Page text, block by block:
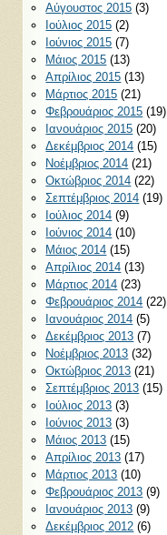
Αύγουστος 2015 (3)
Ιούλιος 2015 (2)
Ιούνιος 2015 (7)
Μάιος 2015 (13)
Απρίλιος 2015 (13)
Μάρτιος 2015 (21)
Φεβρουάριος 2015 (19)
Ιανουάριος 2015 (20)
Δεκέμβριος 2014 (15)
Νοέμβριος 2014 (21)
Οκτώβριος 2014 (22)
Σεπτέμβριος 2014 (19)
Ιούλιος 2014 (9)
Ιούνιος 2014 (10)
Μάιος 2014 (15)
Απρίλιος 2014 (13)
Μάρτιος 2014 (23)
Φεβρουάριος 2014 (22)
Ιανουάριος 2014 (5)
Δεκέμβριος 2013 (7)
Νοέμβριος 2013 (32)
Οκτώβριος 2013 (21)
Σεπτέμβριος 2013 (15)
Ιούλιος 2013 (3)
Ιούνιος 2013 (3)
Μάιος 2013 (15)
Απρίλιος 2013 (17)
Μάρτιος 2013 (10)
Φεβρουάριος 2013 (9)
Ιανουάριος 2013 (9)
Δεκέμβριος 2012 (6)